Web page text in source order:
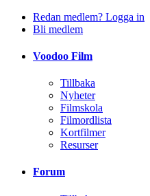
Redan medlem? Logga in
Bli medlem
Voodoo Film
Tillbaka
Nyheter
Filmskola
Filmordlista
Kortfilmer
Resurser
Forum